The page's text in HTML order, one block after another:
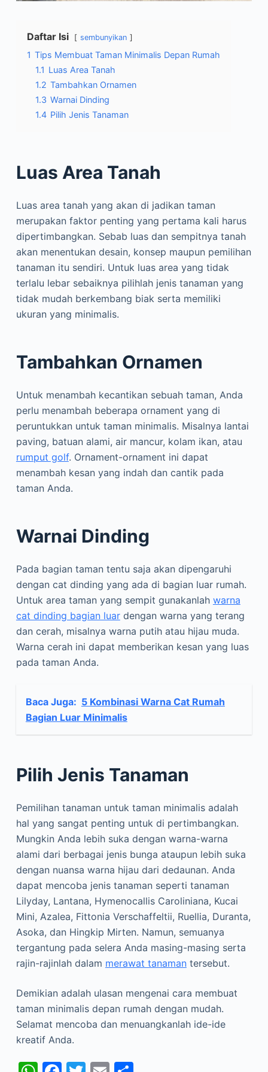
Daftar Isi sembunyikan
1 Tips Membuat Taman Minimalis Depan Rumah
1.1 Luas Area Tanah
1.2 Tambahkan Ornamen
1.3 Warnai Dinding
1.4 Pilih Jenis Tanaman
Luas Area Tanah
Luas area tanah yang akan di jadikan taman
merupakan faktor penting yang pertama kali harus
dipertimbangkan. Sebab luas dan sempitnya tanah
akan menentukan desain, konsep maupun pemilihan
tanaman itu sendiri. Untuk luas area yang tidak
terlalu lebar sebaiknya pilihlah jenis tanaman yang
tidak mudah berkembang biak serta memiliki
ukuran yang minimalis.
Tambahkan Ornamen
Untuk menambah kecantikan sebuah taman, Anda
perlu menambah beberapa ornament yang di
peruntukkan untuk taman minimalis. Misalnya lantai
paving, batuan alami, air mancur, kolam ikan, atau
rumput golf. Ornament-ornament ini dapat
menambah kesan yang indah dan cantik pada
taman Anda.
Warnai Dinding
Pada bagian taman tentu saja akan dipengaruhi
dengan cat dinding yang ada di bagian luar rumah.
Untuk area taman yang sempit gunakanlah warna
cat dinding bagian luardengan warna yang terang
dan cerah, misalnya warna putih atau hijau muda.
Warna cerah ini dapat memberikan kesan yang luas
pada taman Anda.
Baca Juga: 5 Kombinasi Warna Cat Rumah
Bagian Luar Minimalis
Pilih Jenis Tanaman
Pemilihan tanaman untuk taman minimalis adalah
hal yang sangat penting untuk di pertimbangkan.
Mungkin Anda lebih suka dengan warna-warna
alami dari berbagai jenis bunga ataupun lebih suka
dengan nuansa warna hijau dari dedaunan. Anda
dapat mencoba jenis tanaman seperti tanaman
Lilyday, Lantana, Hymenocallis Caroliniana, Kucai
Mini, Azalea, Fittonia Verschaffeltii, Ruellia, Duranta,
Asoka, dan Hingkip Mirten. Namun, semuanya
tergantung pada selera Anda masing-masing serta
rajin-rajinlah dalam merawat tanamantersebut.
Demikian adalah ulasan mengenai cara membuat
taman minimalis depan rumah dengan mudah.
Selamat mencoba dan menuangkanlah ide-ide
kreatif Anda.